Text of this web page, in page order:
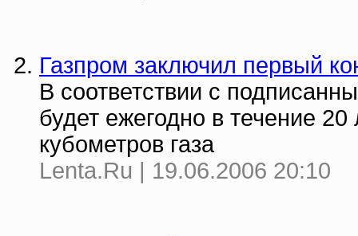
Газпром заключил первый
В соответствии с
будет ежегодно в течение
кубометров газа
Lenta.Ru | 19.06.2006 20:10